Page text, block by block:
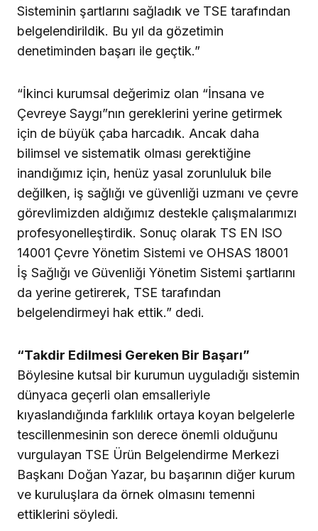
Sisteminin şartlarını sağladık ve TSE tarafından
belgelendirildik. Bu yıl da gözetimin
denetiminden başarı ile geçtik.”
“İkinci kurumsal değerimiz olan “İnsana ve
Çevreye Saygı”nın gereklerini yerine getirmek
için de büyük çaba harcadık. Ancak daha
bilimsel ve sistematik olması gerektiğine
inandığımız için, henüz yasal zorunluluk bile
değilken, iş sağlığı ve güvenliği uzmanı ve çevre
görevlimizden aldığımız destekle çalışmalarımızı
profesyonelleştirdik. Sonuç olarak TS EN ISO
14001 Çevre Yönetim Sistemi ve OHSAS 18001
İş Sağlığı ve Güvenliği Yönetim Sistemi şartlarını
da yerine getirerek, TSE tarafından
belgelendirmeyi hak ettik.” dedi.
“Takdir Edilmesi Gereken Bir Başarı”
Böylesine kutsal bir kurumun uyguladığı sistemin
dünyaca geçerli olan emsalleriyle
kıyaslandığında farklılık ortaya koyan belgelerle
tescillenmesinin son derece önemli olduğunu
vurgulayan TSE Ürün Belgelendirme Merkezi
Başkanı Doğan Yazar, bu başarının diğer kurum
ve kuruluşlara da örnek olmasını temenni
ettiklerini söyledi.